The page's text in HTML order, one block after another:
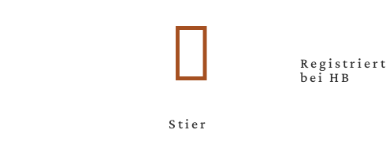

Stier
Registriert
bei HB